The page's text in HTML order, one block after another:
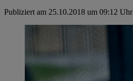
Publiziert am 25.10.2018 um 09:12 Uhr